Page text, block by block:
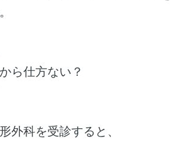
ら仕方ない？
外科を受診すると、